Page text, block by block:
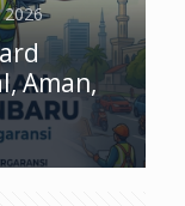
2026
Aman,